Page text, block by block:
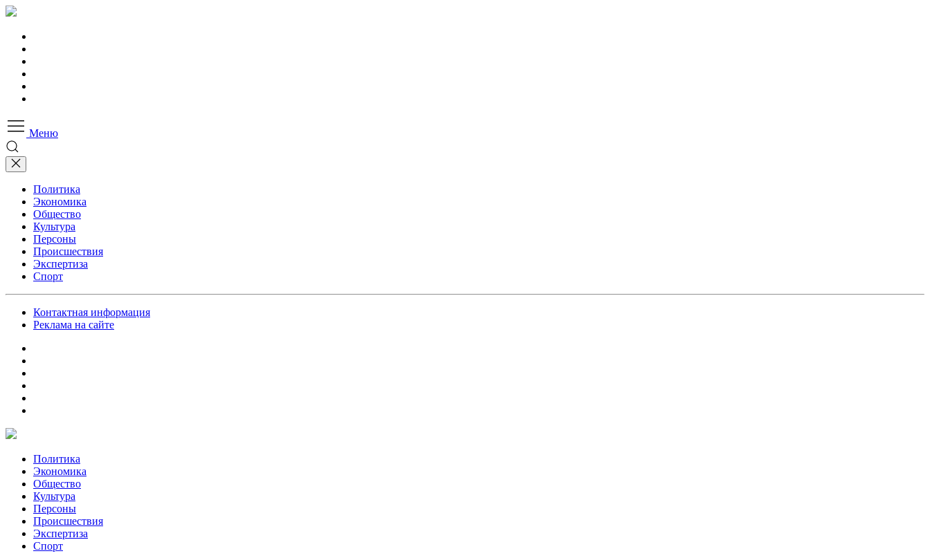
Меню
Политика
Экономика
Общество
Культура
Персоны
Происшествия
Экспертиза
Спорт
Контактная информация
Реклама на сайте
Политика
Экономика
Общество
Культура
Персоны
Происшествия
Экспертиза
Спорт